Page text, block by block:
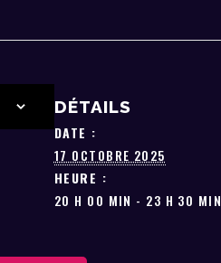
DÉTAILS
DATE :
17 OCTOBRE 2025
HEURE :
20 H 00 MIN - 23 H 30 MIN